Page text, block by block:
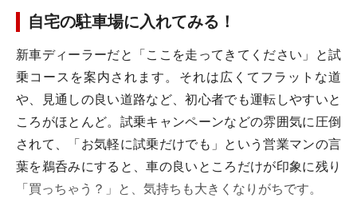
自宅の駐車場に入れてみる！
新車ディーラーだと「ここを走ってきてください」と試
乗コースを案内されます。それは広くてフラットな道
や、見通しの良い道路など、初心者でも運転しやすいと
ころがほとんど。試乗キャンペーンなどの雰囲気に圧倒
されて、「お気軽に試乗だけでも」という営業マンの言
葉を鵜呑みにすると、車の良いところだけが印象に残り
「買っちゃう？」と、気持ちも大きくなりがちです。